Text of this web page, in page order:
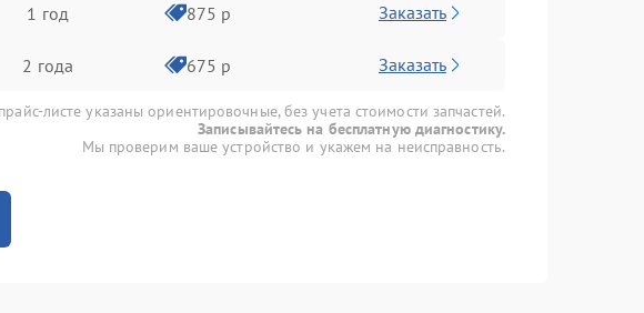
1 год 875 р Заказать
2 года 675 р Заказать
листе указаны ориентировочные, без учета стоимости запчастей.
Записывайтесь на бесплатную диагностику.
Мы проверим ваше устройство и укажем на неисправность.